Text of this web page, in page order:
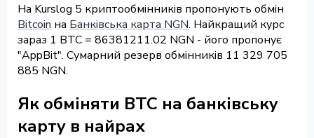
На Kurslog 5 криптообмінників пропонують обмін
Bitcoin на Банківська карта NGN. Найкращий курс
зараз 1 BTC = 86381211.02 NGN - його пропонує
"AppBit". Сумарний резерв обмінників 11 329 705
885 NGN.
Як обміняти BTC на банківську
карту в найрах